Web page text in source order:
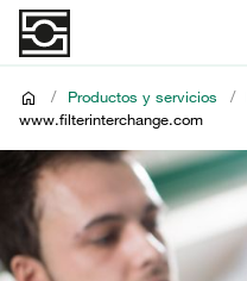
/ Productos y servicios /
www.filterinterchange.com